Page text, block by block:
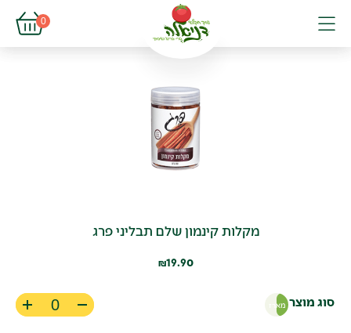
0
פתיחת
פתיחת
מקלות קינמון שלם תבליני פרג
₪19.90
סוג מוצר מארז